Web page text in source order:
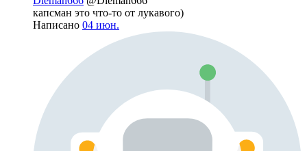
капсман это что-то от лукавого)
Написано 04 июн.